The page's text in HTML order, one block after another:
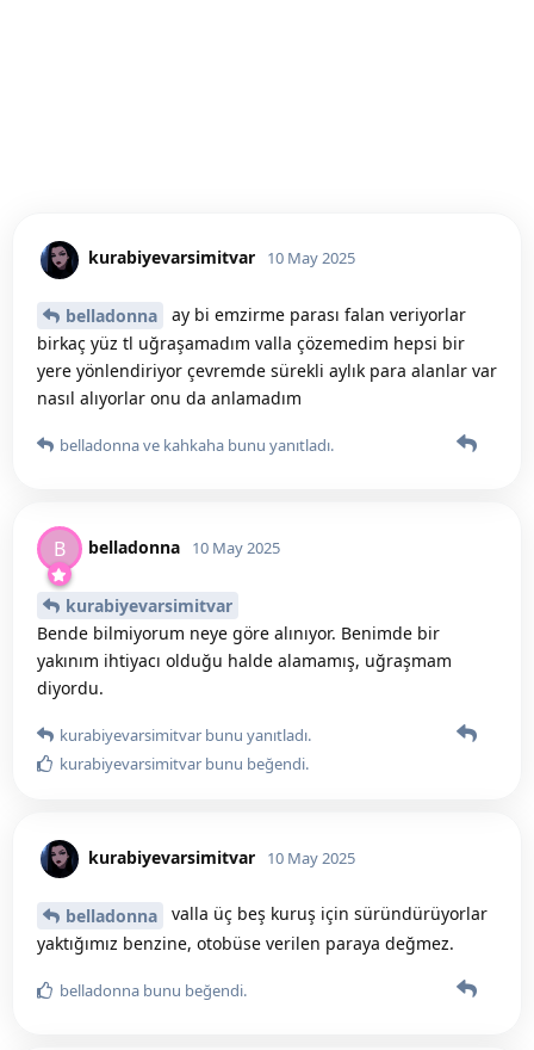
kurabiyevarsimitvar 10 May 2025
belladonna
ay bi emzirme parası falan veriyorlar
birkaç yüz tl uğraşamadım valla çözemedim hepsi bir
yere yönlendiriyor çevremde sürekli aylık para alanlar var
nasıl alıyorlar onu da anlamadım
belladonnave kahkaha bunu yanıtladı.
B belladonna 10 May 2025
kurabiyevarsimitvar
Bende bilmiyorum neye göre alınıyor. Benimde bir
yakınım ihtiyacı olduğu halde alamamış, uğraşmam
diyordu.
kurabiyevarsimitvar bunu yanıtladı.
kurabiyevarsimitvar bunu beğendi.
kurabiyevarsimitvar 10 May 2025
belladonna
valla üç beş kuruş için süründürüyorlar
yaktığımız benzine, otobüse verilen paraya değmez.
belladonna bunu beğendi.